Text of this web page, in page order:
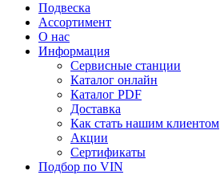
Подвеска
Ассортимент
О нас
Информация
Сервисные станции
Каталог онлайн
Каталог PDF
Доставка
Как стать нашим клиентом
Акции
Сертификаты
Подбор по VIN